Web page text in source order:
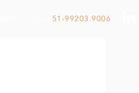
51-99203.9006